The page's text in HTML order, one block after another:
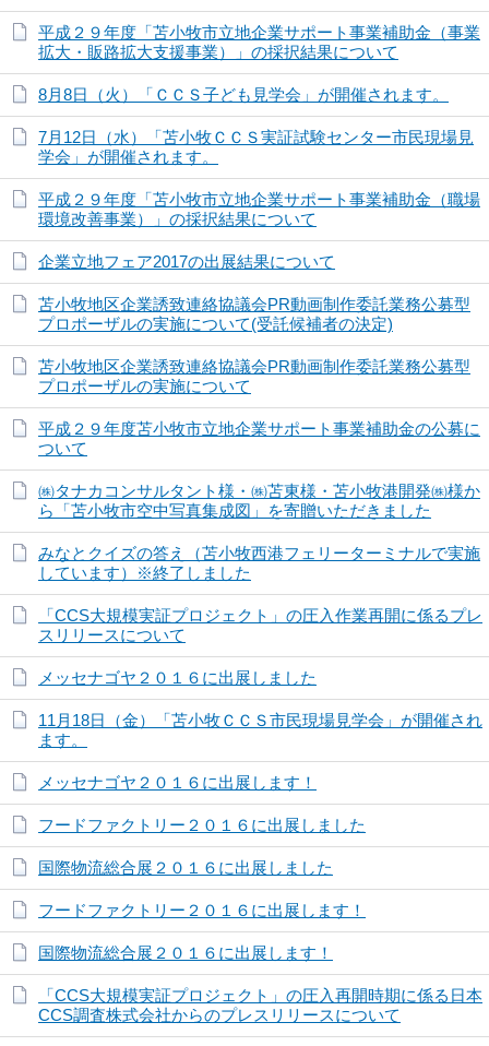
平成２９年度「苫小牧市立地企業サポート事業補助金（事業
拡大・販路拡大支援事業）」の採択結果について
8月8日（火）「ＣＣＳ子ども見学会」が開催されます。
7月12日（水）「苫小牧ＣＣＳ実証試験センター市民現場見
学会」が開催されます。
平成２９年度「苫小牧市立地企業サポート事業補助金（職場
環境改善事業）」の採択結果について
企業立地フェア2017の出展結果について
苫小牧地区企業誘致連絡協議会PR動画制作委託業務公募型
プロポーザルの実施について(受託候補者の決定)
苫小牧地区企業誘致連絡協議会PR動画制作委託業務公募型
プロポーザルの実施について
平成２９年度苫小牧市立地企業サポート事業補助金の公募に
ついて
㈱タナカコンサルタント様・㈱苫東様・苫小牧港開発㈱様か
ら「苫小牧市空中写真集成図」を寄贈いただきました
みなとクイズの答え（苫小牧西港フェリーターミナルで実施
しています）※終了しました
「CCS大規模実証プロジェクト」の圧入作業再開に係るプレ
スリリースについて
メッセナゴヤ２０１６に出展しました
11月18日（金）「苫小牧ＣＣＳ市民現場見学会」が開催され
ます。
メッセナゴヤ２０１６に出展します！
フードファクトリー２０１６に出展しました
国際物流総合展２０１６に出展しました
フードファクトリー２０１６に出展します！
国際物流総合展２０１６に出展します！
「CCS大規模実証プロジェクト」の圧入再開時期に係る日本
CCS調査株式会社からのプレスリリースについて